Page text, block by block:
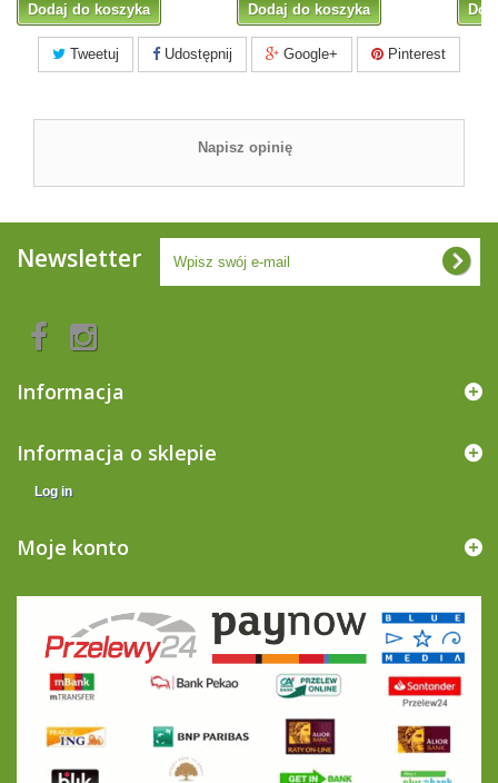
Dodaj do koszyka Dodaj do koszyka
Tweetuj Udostępnij Google+ Pinterest
Napisz opinię
Newsletter
Informacja
Informacja o sklepie
Log in
Moje konto